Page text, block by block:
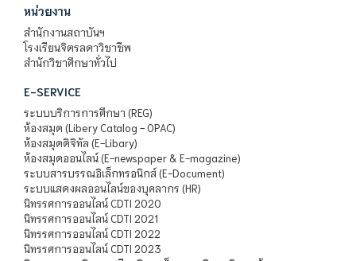
หน่วยงาน
สำนักงานสถาบันฯ
โรงเรียนจิตรลดาวิชาชีพ
สำนักวิชาศึกษาทั่วไป
E-SERVICE
ระบบบริการการศึกษา (REG)
ห้องสมุด (Libery Catalog - OPAC)
ห้องสมุดดิจิทัล (E-Libary)
ห้องสมุดออนไลน์ (E-newspaper & E-magazine)
ระบบสารบรรณอิเล็กทรอนิกส์ (E-Document)
ระบบแสดงผลออนไลน์ของบุคลากร (HR)
นิทรรศการออนไลน์ CDTI 2020
นิทรรศการออนไลน์ CDTI 2021
นิทรรศการออนไลน์ CDTI 2022
นิทรรศการออนไลน์ CDTI 2023